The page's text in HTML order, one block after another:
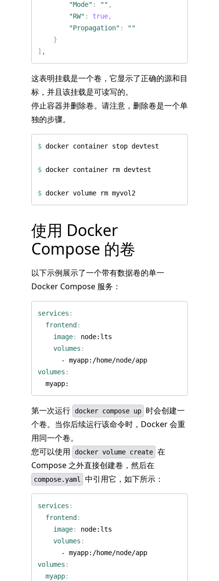
"Mode" : "" ,
"RW" : true,
"Propagation" :
""
}
] ,
这表明挂载是一个卷，它显示了正确的源和目
标，并且该挂载是可读写的。
停止容器并删除卷。请注意，删除卷是一个单
独的步骤。
$
$
$
使用 Docker
Compose 的卷
以下示例展示了一个带有数据卷的单一
Docker Compose 服务：
services :
frontend :
image:
node:lts
volumes :
- myapp:/home/node/app
volumes :
myapp:
第一次运行 docker compose up
时会创建一
个卷。当你后续运行该命令时，Docker 会重
用同一个卷。
您可以使用
docker volume create 在
Compose 之外直接创建卷，然后在
compose.yaml 中引用它，如下所示：
services :
frontend :
image:
node:lts
volumes :
- myapp:/home/node/app
volumes :
myapp: